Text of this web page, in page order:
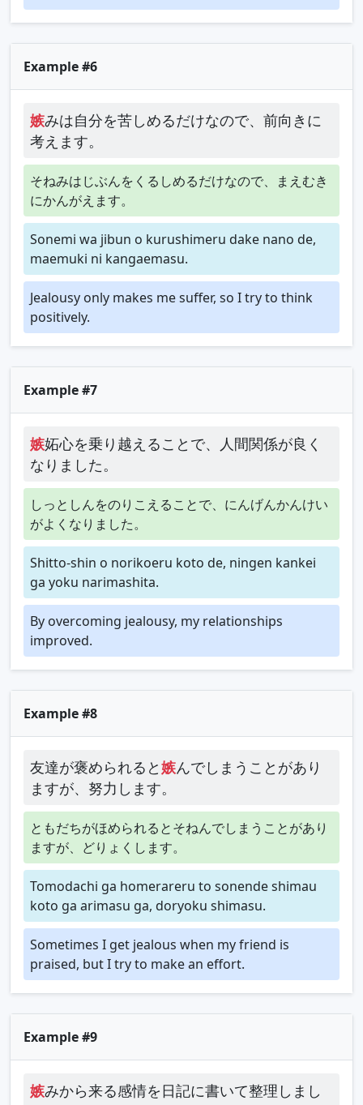
Example #6
嫉みは自分を苦しめるだけなので、前向きに
考えます。
そねみはじぶんをくるしめるだけなので、まえむき
にかんがえます。
Sonemi wa jibun o kurushimeru dake nano de,
maemuki ni kangaemasu.
Jealousy only makes me suffer, so I try to think
positively.
Example #7
嫉妬心を乗り越えることで、人間関係が良く
なりました。
しっとしんをのりこえることで、にんげんかんけい
がよくなりました。
Shitto-shin o norikoeru koto de, ningen kankei
ga yoku narimashita.
By overcoming jealousy, my relationships
improved.
Example #8
友達が褒められると嫉んでしまうことがあり
ますが、努力します。
ともだちがほめられるとそねんでしまうことがあり
ますが、どりょくします。
Tomodachi ga homerareru to sonende shimau
koto ga arimasu ga, doryoku shimasu.
Sometimes I get jealous when my friend is
praised, but I try to make an effort.
Example #9
嫉みから来る感情を日記に書いて整理しまし